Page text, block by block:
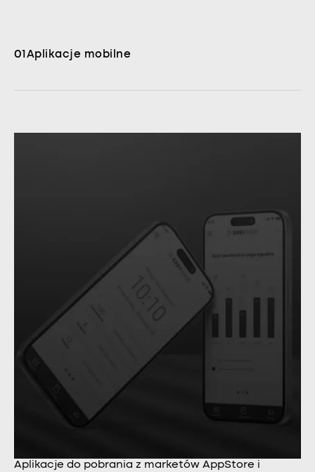
01 Aplikacje mobilne
Aplikacje do pobrania z marketów AppStore i